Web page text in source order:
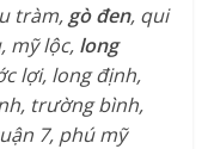
tràm, gò đen, qui
mỹ lộc, long
lợi, long định,
trường bình,
7, phú mỹ